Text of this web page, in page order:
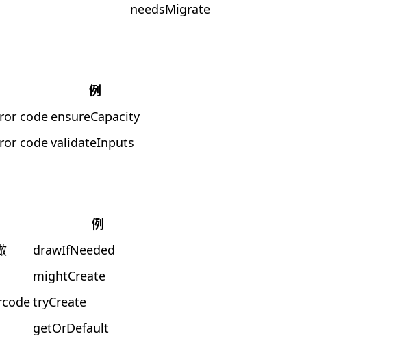
needsMigrate
例
code ensureCapacity
codevalidateInputs
例
drawIfNeeded
mightCreate
tryCreate
getOrDefault